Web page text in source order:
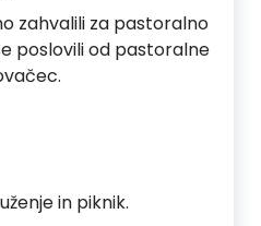
zahvalili za pastoralno
poslovili od pastoralne
in piknik.